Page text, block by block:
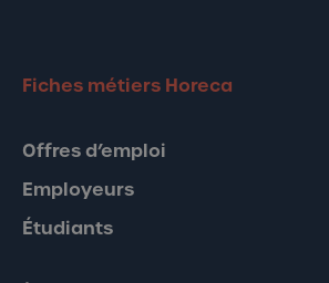
Fiches métiers Horeca
Offres d’emploi
Employeurs
Étudiants